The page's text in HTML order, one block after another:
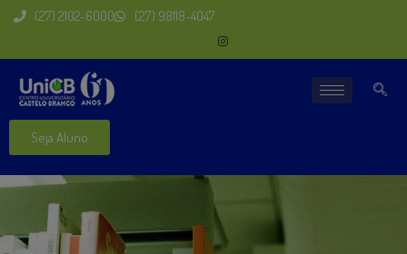
(27) 2102-6000 (27) 98118-4047
Seja Aluno